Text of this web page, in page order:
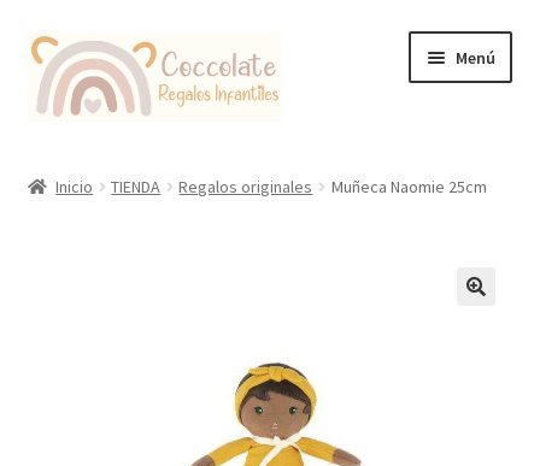
Ir
la
Ir
contenido
Menú
Inicio TIENDA Regalos originales Muñeca Naomie 25cm